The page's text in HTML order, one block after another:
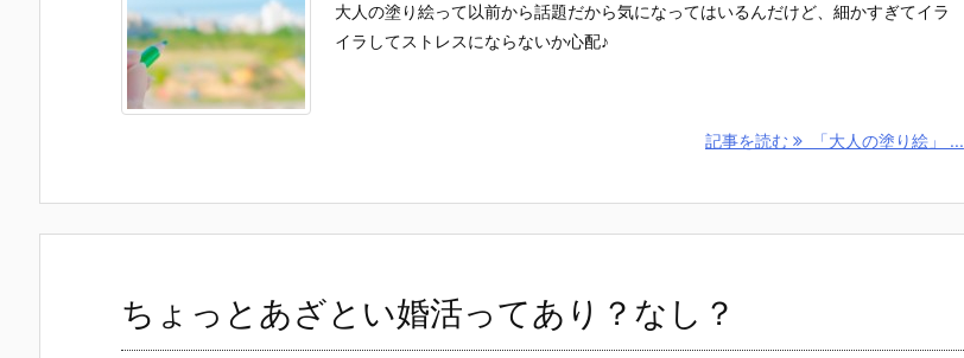
大人の塗り絵って以前から話題だから気になってはいるんだけど、細かすぎてイラ
イラしてストレスにならないか心配♪
記事を読む 「大人の塗り絵」 ...
ちょっとあざとい婚活ってあり？なし？